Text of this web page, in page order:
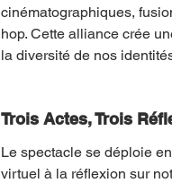
cinématographiques,
hop. Cette alliance crée
la diversité de nos
Trois Actes, Trois
Le spectacle se déploie
virtuel à la réflexion sur